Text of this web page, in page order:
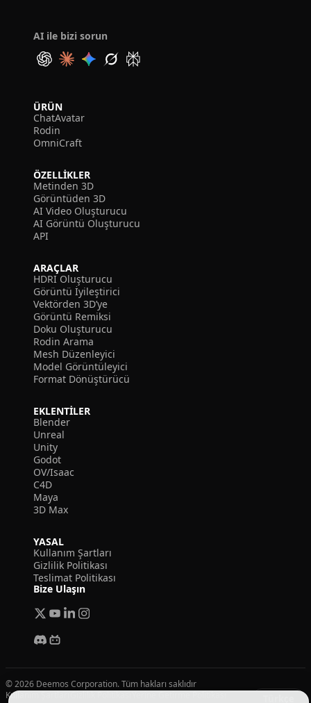
AI ile bizi sorun
ÜRÜN
ChatAvatar
Rodin
OmniCraft
ÖZELLIKLER
Metinden 3D
Görüntüden 3D
AI Video Oluşturucu
AI Görüntü Oluşturucu
API
ARAÇLAR
HDRI Oluşturucu
Görüntü İyileştirici
Vektörden 3D’ye
Görüntü Remiksi
Doku Oluşturucu
Rodin Arama
Mesh Düzenleyici
Model Görüntüleyici
Format Dönüştürücü
EKLENTILER
Blender
Unreal
Unity
Godot
OV/Isaac
C4D
Maya
3D Max
YASAL
Kullanım Şartları
Gizlilik Politikası
Teslimat Politikası
Bize Ulaşın
© 2026 Deemos Corporation. Tüm hakları saklıdır
Kullanım Şartları